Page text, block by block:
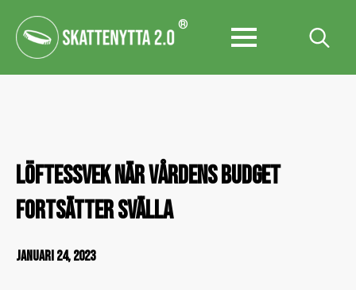
®
LÖFTESSVEK NÄR VÅRDENS BUDGET
FORTSÄTTER SVÄLLA
JANUARI 24, 2023